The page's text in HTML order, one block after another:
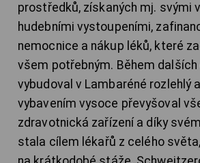
prostředků, získaných mj. svými
hudebními vystoupeními,
nemocnice a nákup léků, které
všem potřebným. Během
vybudoval v Lambaréné rozlehlý
vybavením vysoce převyšoval
zdravotnická zařízení a díky
stala cílem lékařů z celého